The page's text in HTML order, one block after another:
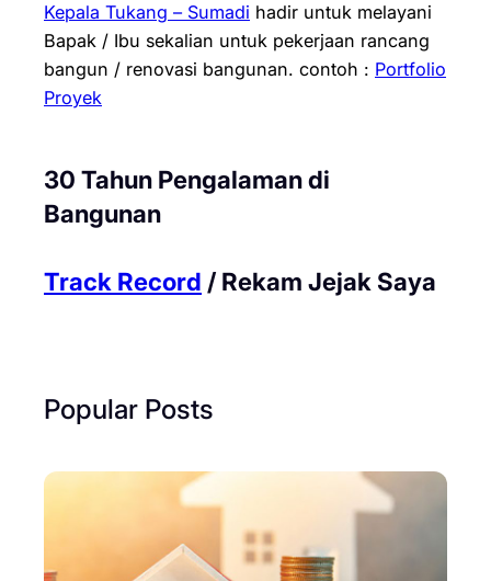
Kepala Tukang – Sumadi hadir untuk melayani
Bapak / Ibu sekalian untuk pekerjaan rancang
bangun / renovasi bangunan. contoh : Portfolio
Proyek
30 Tahun Pengalaman di
Bangunan
Track Record / Rekam Jejak Saya
Popular Posts